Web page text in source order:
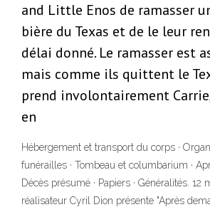
and Little Enos de ramasser
bière du Texas et de le leur
délai donné. Le ramasser est
mais comme ils quittent le
prend involontairement
en
Hébergement et transport du corps ·
funérailles · Tombeau et columbarium ·
Décès présumé · Papiers · Généralités. 12
réalisateur Cyril Dion présente "Après